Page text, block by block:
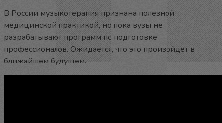
В России музыкотерапия признана полезной
медицинской практикой, но пока вузы не
разрабатывают программ по подготовке
профессионалов. Ожидается, что это произойдет в
ближайшем будущем.